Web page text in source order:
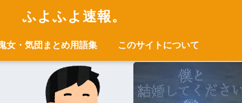
ふよふよ速報。
女・気団まとめ用語集 このサイトについて